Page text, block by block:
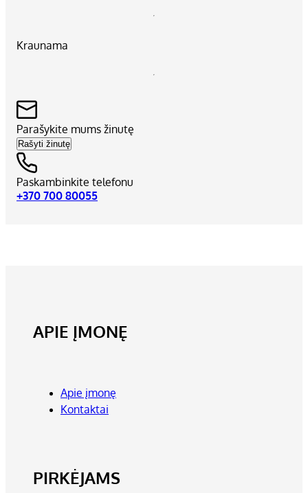
Kraunama
Parašykite mums žinutę
Rašyti žinutę
Paskambinkite telefonu
+370 700 80055
APIE ĮMONĘ
Apie įmonę
Kontaktai
PIRKĖJAMS